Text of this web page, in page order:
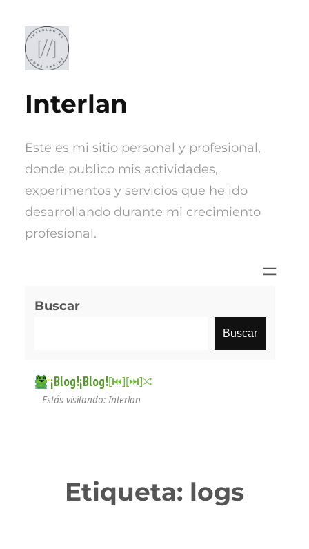
contenido
Interlan
Este es mi sitio personal y profesional,
donde publico mis actividades,
experimentos y servicios que he ido
desarrollando durante mi crecimiento
profesional.
Buscar
Buscar
¡Blog!¡Blog![⏮︎][⏭︎]
Estás visitando: Interlan
Etiqueta: logs